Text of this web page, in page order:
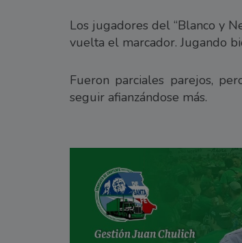
Los jugadores del “Blanco y
vuelta el marcador. Jugando
Fueron parciales parejos,
seguir afianzándose más.